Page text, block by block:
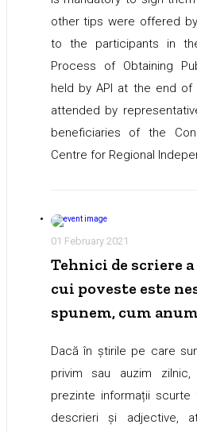
other tips were offered
to the participants in
Process of Obtaining
held by API at the end of
attended by
beneficiaries of the
Centre for Regional
01 February 2021
Tehnici de scriere
cui poveste este
spunem, cum
Dacă în știrile pe care
privim sau auzim
prezinte informații scurte
descrieri și adjective,